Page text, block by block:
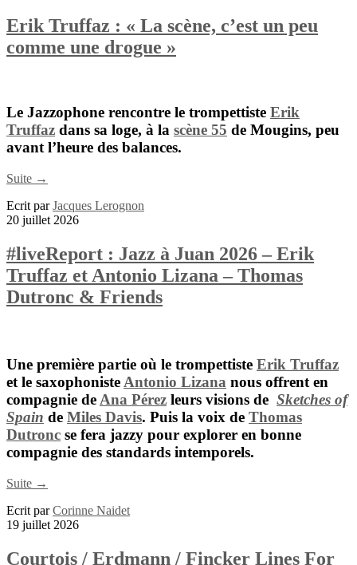
Erik Truffaz : « La scène, c’est un peu
comme une drogue »
Le Jazzophone rencontre le trompettiste Erik
Truffaz dans sa loge, à la scène 55 de Mougins, peu
avant l’heure des balances.
Suite →
Ecrit parJacques Lerognon
20 juillet 2026
#liveReport : Jazz à Juan 2026 – Erik
Truffaz et Antonio Lizana – Thomas
Dutronc & Friends
Une première partie où le trompettiste Erik Truffaz
et le saxophonisteAntonio Lizana nous offrent en
compagnie deAna Pérez leurs visions de Sketches of
Spain de Miles Davis. Puis la voix de Thomas
Dutronc se fera jazzy pour explorer en bonne
compagnie des standards intemporels.
Suite →
Ecrit parCorinne Naidet
19 juillet 2026
Courtois / Erdmann / Fincker Lines For